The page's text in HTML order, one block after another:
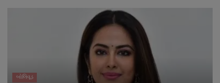
બોલિવૂડ